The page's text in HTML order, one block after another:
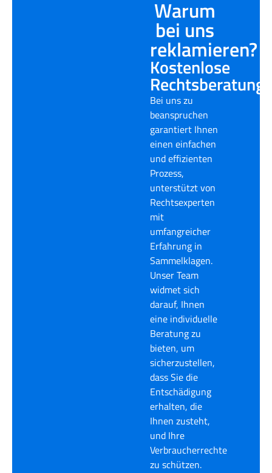
Warum
bei uns
reklamieren?
Kostenlose
Rechtsberatung
Bei uns zu
beanspruchen
garantiert Ihnen
einen einfachen
und effizienten
Prozess,
unterstützt von
Rechtsexperten
mit
umfangreicher
Erfahrung in
Sammelklagen.
Unser Team
widmet sich
darauf, Ihnen
eine individuelle
Beratung zu
bieten, um
sicherzustellen,
dass Sie die
Entschädigung
erhalten, die
Ihnen zusteht,
und Ihre
Verbraucherrechte
zu schützen.